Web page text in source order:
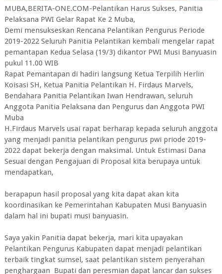
MUBA,BERITA-ONE.COM-Pelantikan Harus Sukses, Panitia
Pelaksana PWI Gelar Rapat Ke 2 Muba,
Demi mensukseskan Rencana Pelantikan Pengurus Periode
2019-2022 Seluruh Panitia Pelantikan kembali mengelar rapat
pemantapan Kedua Selasa (19/3) dikantor PWI Musi Banyuasin
pukul 11.00 WIB
Rapat Pemantapan di hadiri langsung Ketua Terpilih Herlin
Koisasi SH, Ketua Panitia Pelantikan H. Firdaus Marvels,
Bendahara Panitia Pelantikan Iwan Hendrawan, seluruh
Anggota Panitia Pelaksana dan Pengurus dan Anggota PWI
Muba
H.Firdaus Marvels usai rapat berharap kepada seluruh anggota
yang menjadi panitia pelantikan pengurus pwi priode 2019-
2022 dapat bekerja dengan maksimal. Untuk Estimasi Dana
Sesuai dengan Pengajuan di Proposal kita berupaya untuk
mendapatkan,
berapapun hasil proposal yang kita dapat akan kita
koordinasikan ke Pemerintahan Kabupaten Musi Banyuasin
dalam hal ini bupati musi banyuasin.
Saya yakin Panitia dapat bekerja, mari kita upayakan
Pelantikan Pengurus Kabupaten dapat menjadi pelantikan
terbaik tingkat sumsel, saat pelantikan sistem penyerahan
penghargaan Bupati dan peresmian dapat lancar dan sukses